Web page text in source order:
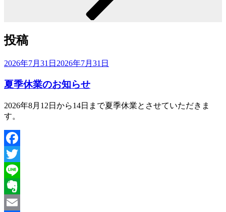
投稿
投
日:
2026年7月31日 2026年7月31日
夏季休業のお知らせ
2026年8月12日から14日まで夏季休業とさせていただきま
す。
Facebook
Twitter
Line
Evernote